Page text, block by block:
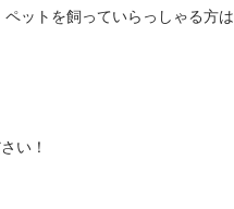
ットを飼っていらっしゃる方は
い！